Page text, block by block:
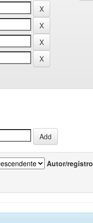
Autor/registro